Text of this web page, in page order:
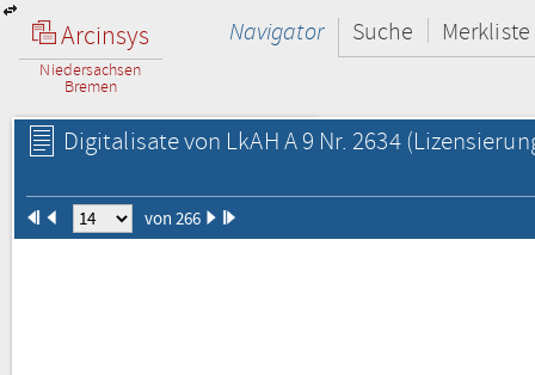
Arcinsys
Niedersachsen
Bremen
Navigator Suche Merkliste
Digitalisate von LkAH A 9 Nr. 2634
von 266